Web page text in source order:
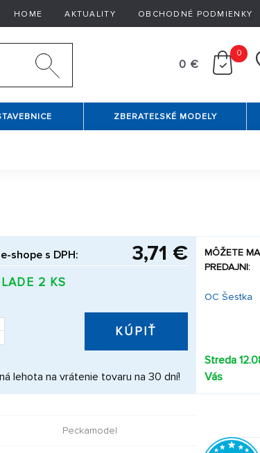
HOME AKTUALITY OBCHODNÉ PODMIENKY
0 €
0
ZBERATEĽSKÉ MODELY
shope s DPH: 3,71 €
2 KS
KÚPIŤ
lehota na vrátenie tovaru na 30 dní!
MÔŽETE
PREDAJNI:
OC Šestka
Streda
Vás
Peckamodel